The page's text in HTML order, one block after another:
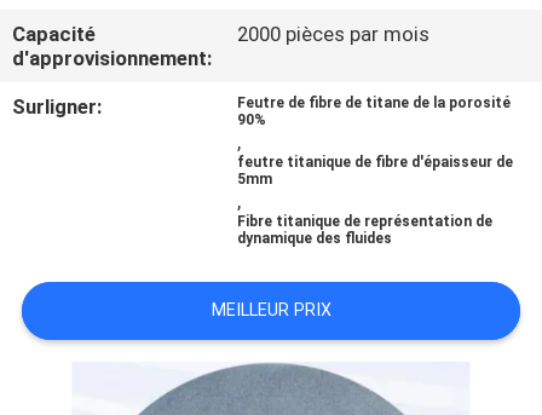
VISITE
D'USINE
CONTACTEZ-
Capacité
d'approvisionnement:
2000 pièces par mois
Surligner:
Feutre de fibre de titane de la porosité
90%
,
feutre titanique de fibre d'épaisseur de
5mm
,
Fibre titanique de représentation de
dynamique des fluides
MEILLEUR PRIX